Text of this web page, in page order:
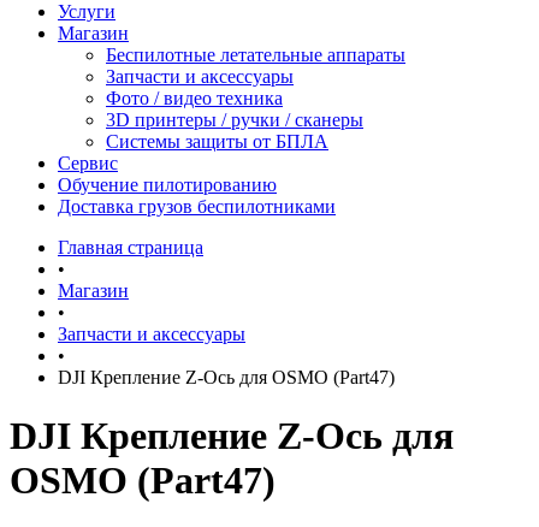
Услуги
Магазин
Беспилотные летательные аппараты
Запчасти и аксессуары
Фото / видео техника
3D принтеры / ручки / сканеры
Системы защиты от БПЛА
Сервис
Обучение пилотированию
Доставка грузов беспилотниками
Главная страница
•
Магазин
•
Запчасти и аксессуары
•
DJI Крепление Z-Ось для OSMO (Part47)
DJI Крепление Z-Ось для
OSMO (Part47)